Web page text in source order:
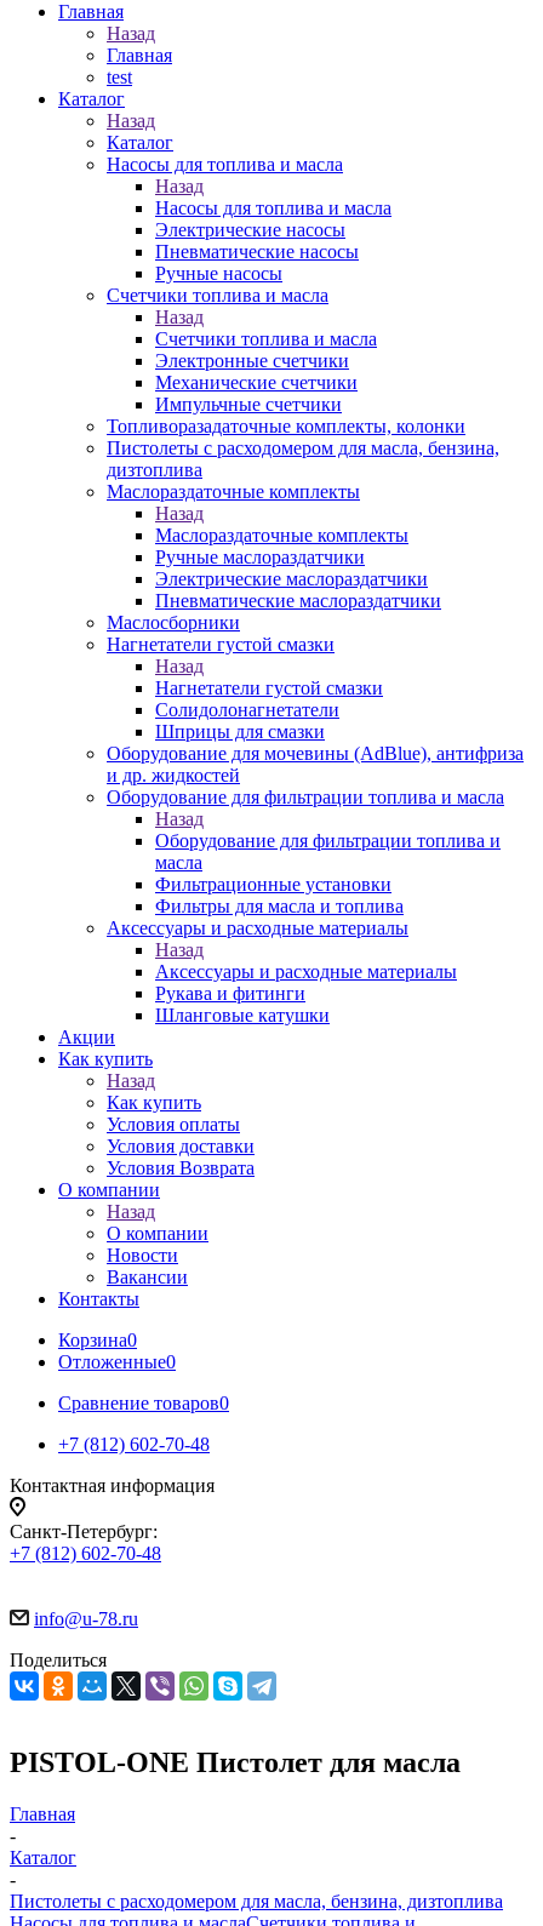
Главная
Назад
Главная
test
Каталог
Назад
Каталог
Насосы для топлива и масла
Назад
Насосы для топлива и масла
Электрические насосы
Пневматические насосы
Ручные насосы
Счетчики топлива и масла
Назад
Счетчики топлива и масла
Электронные счетчики
Механические счетчики
Импульчные счетчики
Топливоразадаточные комплекты, колонки
Пистолеты с расходомером для масла, бензина,
дизтоплива
Маслораздаточные комплекты
Назад
Маслораздаточные комплекты
Ручные маслораздатчики
Электрические маслораздатчики
Пневматические маслораздатчики
Маслосборники
Нагнетатели густой смазки
Назад
Нагнетатели густой смазки
Солидолонагнетатели
Шприцы для смазки
Оборудование для мочевины (AdBlue), антифриза
и др. жидкостей
Оборудование для фильтрации топлива и масла
Назад
Оборудование для фильтрации топлива и
масла
Фильтрационные установки
Фильтры для масла и топлива
Аксессуары и расходные материалы
Назад
Аксессуары и расходные материалы
Рукава и фитинги
Шланговые катушки
Акции
Как купить
Назад
Как купить
Условия оплаты
Условия доставки
Условия Возврата
О компании
Назад
О компании
Новости
Вакансии
Контакты
Корзина0
Отложенные0
Сравнение товаров0
+7 (812) 602-70-48
Контактная информация
Санкт-Петербург:
+7 (812) 602-70-48
info@u-78.ru
Поделиться
PISTOL-ONE Пистолет для масла
Главная
-
Каталог
-
Пистолеты с расходомером для масла, бензина, дизтоплива